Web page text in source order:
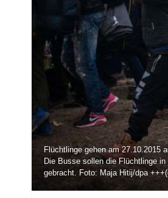
Flüchtlinge gehen am 27.10.2015
Die Busse sollen die Flüchtlinge
gebracht. Foto: Maja Hitij/dpa